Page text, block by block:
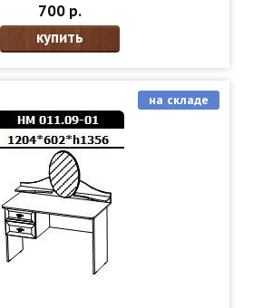
700 р.
купить
на складе